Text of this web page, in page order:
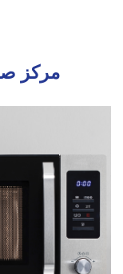
مركز